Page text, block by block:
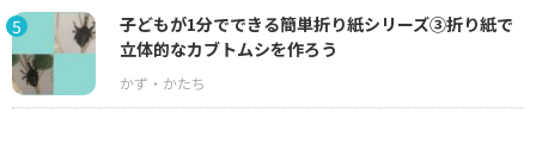
5
子どもが1分でできる簡単折り紙シリーズ③折り紙で
立体的なカブトムシを作ろう